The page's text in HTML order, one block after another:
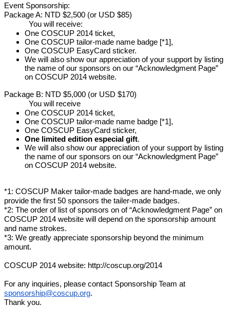
Event Sponsorship:
Package A: NTD $2,500 (or USD $85)
You will receive:
One COSCUP 2014 ticket,
One COSCUP tailor-made name badge [*1],
One COSCUP EasyCard sticker.
We will also show our appreciation of your support by listing
the name of our sponsors on our “Acknowledgment Page”
on COSCUP 2014 website.
Package B: NTD $5,000 (or USD $170)
You will receive
One COSCUP 2014 ticket,
One COSCUP tailor-made name badge [*1],
One COSCUP EasyCard sticker,
One limited edition especial gift.
We will also show our appreciation of your support by listing
the name of our sponsors on our “Acknowledgment Page”
on COSCUP 2014 website.
*1: COSCUP Maker tailor-made badges are hand-made, we only
provide the first 50 sponsors the tailer-made badges.
*2: The order of list of sponsors on of “Acknowledgment Page” on
COSCUP 2014 website will depend on the sponsorship amount
and name strokes.
*3: We greatly appreciate sponsorship beyond the minimum
amount.
COSCUP 2014 website: http://coscup.org/2014
For any inquiries, please contact Sponsorship Team at
sponsorship@coscup.org.
Thank you.